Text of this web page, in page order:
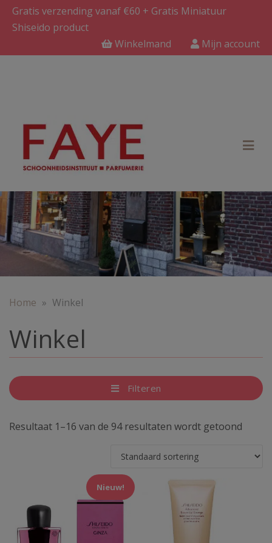
Gratis verzending vanaf €60 + Gratis Miniatuur
Shiseido product
Mijn account
Winkelmand
Home » Winkel
Winkel
Filteren
Resultaat 1–16 van de 94 resultaten wordt getoond
Nieuw!
product
heeft
meerdere